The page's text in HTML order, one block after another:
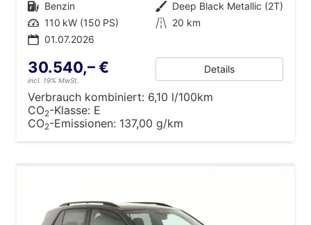
Kraftstoff Benzin Außenfarbe Deep Black Metallic (2T)
Leistung 110 kW (150 PS) Kilometerstand 20 km
01.07.2026
30.540,– €
incl. 19% MwSt.
Details
Verbrauch kombiniert: 6,10 l/100km
CO2-Klasse: E
CO2-Emissionen: 137,00 g/km